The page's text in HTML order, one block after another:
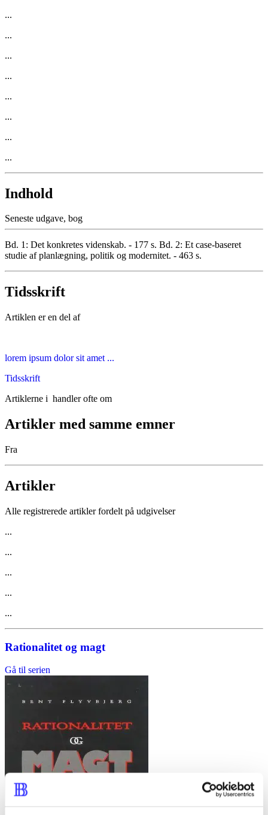
...
...
...
...
...
...
...
...
Indhold
Seneste udgave, bog
Bd. 1: Det konkretes videnskab. - 177 s. Bd. 2: Et case-baseret
studie af planlægning, politik og modernitet. - 463 s.
Tidsskrift
Artiklen er en del af
lorem ipsum dolor sit amet ...
Tidsskrift
Artiklerne i handler ofte om
Artikler med samme emner
Fra
Artikler
Alle registrerede artikler fordelt på udgivelser
...
...
...
...
...
Rationalitet og magt
Gå til serien